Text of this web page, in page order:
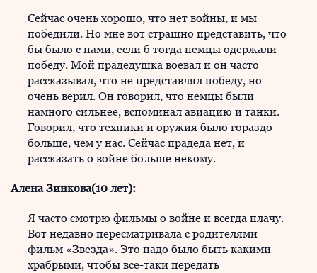
Сейчас очень хорошо, что нет войны, и мы
победили. Но мне вот страшно представить, что
бы было с нами, если б тогда немцы одержали
победу. Мой прадедушка воевал и он часто
рассказывал, что не представлял победу, но
очень верил. Он говорил, что немцы были
намного сильнее, вспоминал авиацию и танки.
Говорил, что техники и оружия было гораздо
больше, чем у нас. Сейчас прадеда нет, и
рассказать о войне больше некому.
Алена Зинкова(10 лет):
Я часто смотрю фильмы о войне и всегда плачу.
Вот недавно пересматривала с родителями
фильм «Звезда». Это надо было быть какими
храбрыми, чтобы все-таки передать